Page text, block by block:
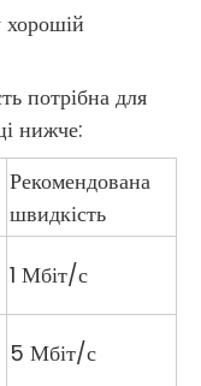
хорошій
потрібна для
нижче:
Рекомендована
швидкість
1 Мбіт/с
5 Мбіт/с